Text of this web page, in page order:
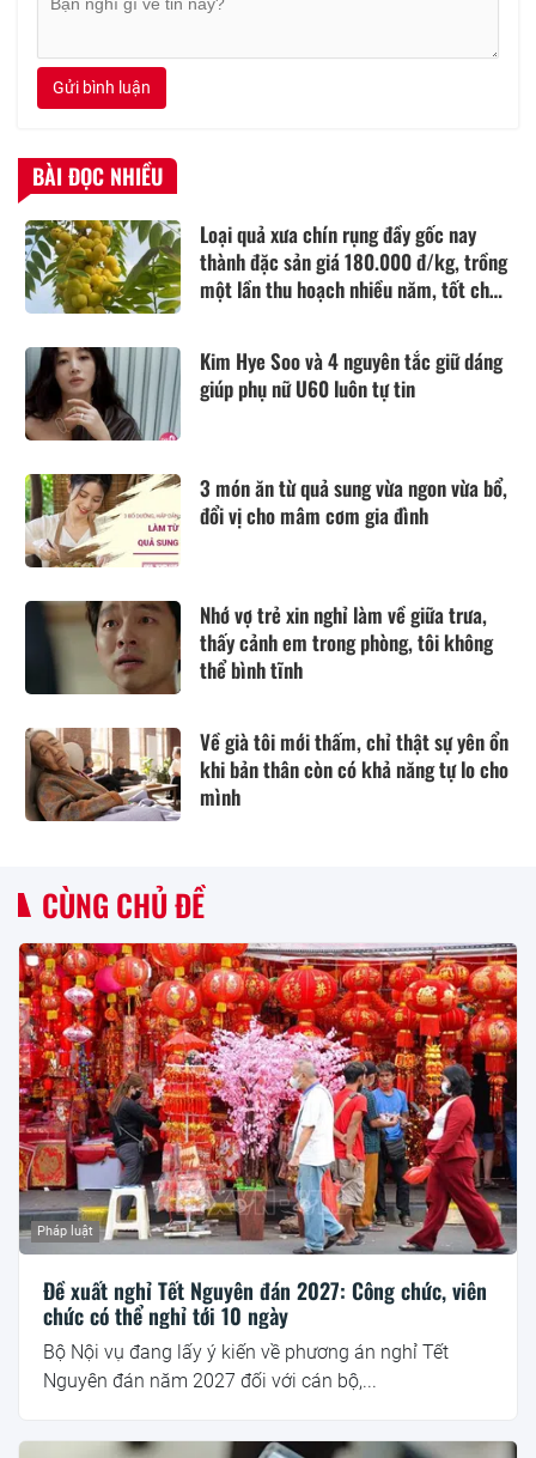
Gửi bình luận
BÀI ĐỌC NHIỀU
Loại quả xưa chín rụng đầy gốc nay
thành đặc sản giá 180.000 đ/kg, trồng
một lần thu hoạch nhiều năm, tốt cho
Kim Hye Soo và 4 nguyên tắc giữ dáng
giúp phụ nữ U60 luôn tự tin
3 món ăn từ quả sung vừa ngon vừa bổ,
đổi vị cho mâm cơm gia đình
Nhớ vợ trẻ xin nghỉ làm về giữa trưa,
thấy cảnh em trong phòng, tôi không
thể bình tĩnh
Về già tôi mới thấm, chỉ thật sự yên ổn
khi bản thân còn có khả năng tự lo cho
mình
CÙNG CHỦ ĐỀ
Pháp luật
Đề xuất nghỉ Tết Nguyên đán 2027: Công chức, viên
chức có thể nghỉ tới 10 ngày
Bộ Nội vụ đang lấy ý kiến về phương án nghỉ Tết
Nguyên đán năm 2027 đối với cán bộ,...